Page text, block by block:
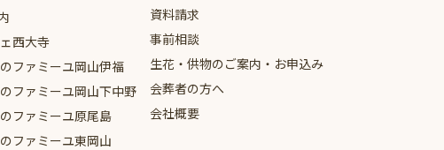
西大寺
ファミーユ岡山伊福
ファミーユ岡山下中野
ファミーユ原尾島
ファミーユ東岡山
資料請求
事前相談
生花・供物のご案内・お申込み
会葬者の方へ
会社概要